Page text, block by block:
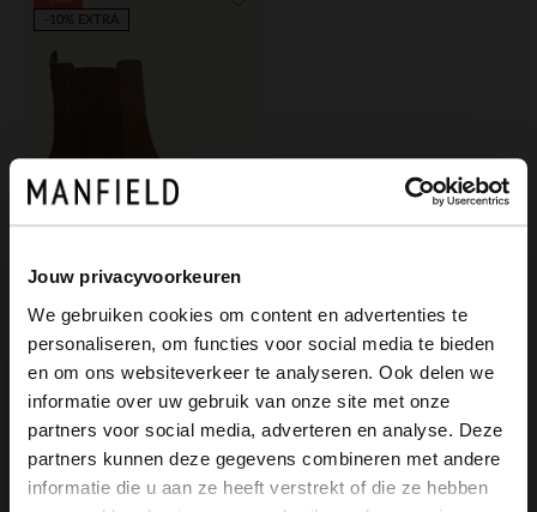
Jouw privacyvoorkeuren
We gebruiken cookies om content en advertenties te
personaliseren, om functies voor social media te bieden
en om ons websiteverkeer te analyseren. Ook delen we
informatie over uw gebruik van onze site met onze
partners voor social media, adverteren en analyse. Deze
partners kunnen deze gegevens combineren met andere
informatie die u aan ze heeft verstrekt of die ze hebben
Manfield
150.00
75.00
-10% EXTRA
×
View this website in English?
It looks like your language isn't Dutch. Would
you like to switch to English?